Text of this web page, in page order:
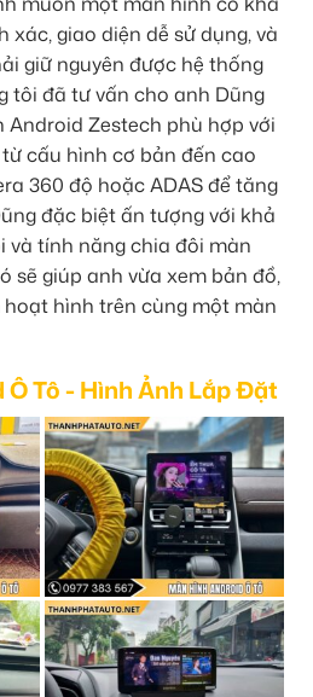
xác, giao diện dễ sử dụng, và
giữ nguyên được hệ thống
tôi đã tư vấn cho anh Dũng
Android Zestech phù hợp với
cấu hình cơ bản đến cao
360 độ hoặc ADAS để tăng
đặc biệt ấn tượng với khả
và tính năng chia đôi màn
sẽ giúp anh vừa xem bản đồ,
hình trên cùng một màn
Tô - Hình Ảnh Lắp Đặt